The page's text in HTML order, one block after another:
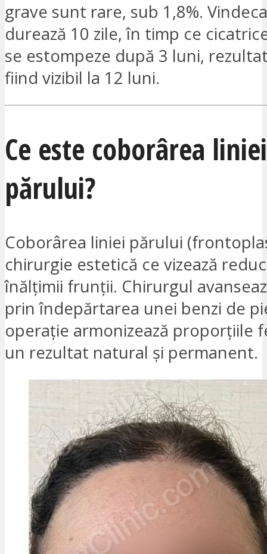
grave sunt rare, sub 1,8%.
durează 10 zile, în timp ce
se estompeze după 3 luni,
fiind vizibil la 12 luni.
Ce este coborârea liniei
părului?
Coborârea liniei părului
chirurgie estetică ce vizează
înălțimii frunții. Chirurgul
prin îndepărtarea unei benzi de
operație armonizează proporțiile
un rezultat natural și permanent.